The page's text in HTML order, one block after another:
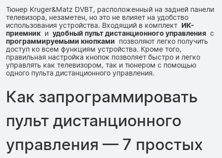
Тюнер Kruger&Matz DVBT, расположенный на задней панели
телевизора, незаметен, но это не влияет на удобство
использования устройства. Входящий в комплект ИК-
приемник и удобный пульт дистанционного управления с
программируемыми кнопками позволяют легко получить
доступ ко всем функциям устройства. Кроме того,
правильная настройка кнопок позволяет быстро и легко
управлять как телевизором, так и тюнером с помощью
одного пульта дистанционного управления.
Как запрограммировать
пульт дистанционного
управления — 7 простых